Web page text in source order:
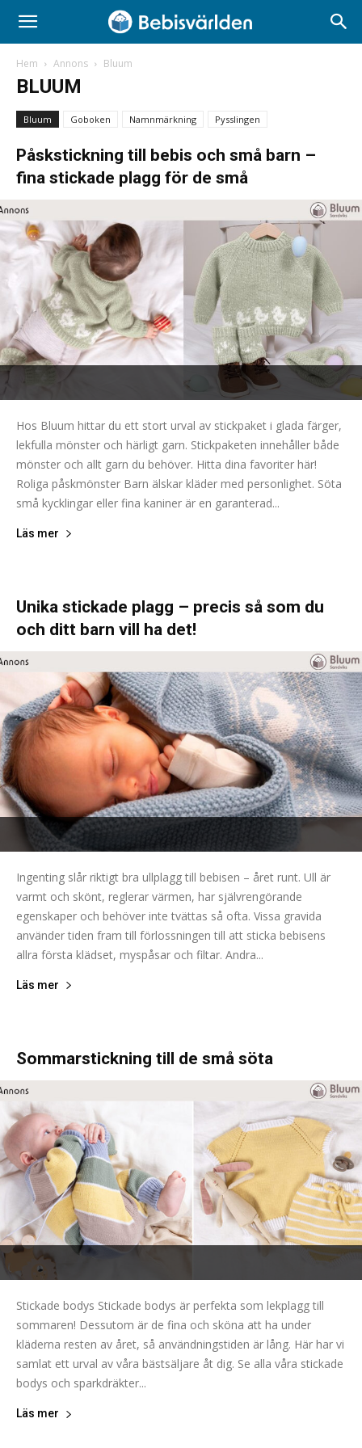
Hem Annons Bluum
BLUUM
Bluum Goboken Namnmärkning Pysslingen
Påskstickning till bebis och små barn –
fina stickade plagg för de små
Hos Bluum hittar du ett stort urval av stickpaket i glada färger,
lekfulla mönster och härligt garn. Stickpaketen innehåller både
mönster och allt garn du behöver. Hitta dina favoriter här!
Roliga påskmönster Barn älskar kläder med personlighet. Söta
små kycklingar eller fina kaniner är en garanterad...
Läs mer
Unika stickade plagg – precis så som du
och ditt barn vill ha det!
Ingenting slår riktigt bra ullplagg till bebisen – året runt. Ull är
varmt och skönt, reglerar värmen, har självrengörande
egenskaper och behöver inte tvättas så ofta. Vissa gravida
använder tiden fram till förlossningen till att sticka bebisens
allra första klädset, myspåsar och filtar. Andra...
Läs mer
Sommarstickning till de små söta
Stickade bodys Stickade bodys är perfekta som lekplagg till
sommaren! Dessutom är de fina och sköna att ha under
kläderna resten av året, så användningstiden är lång. Här har vi
samlat ett urval av våra bästsäljare åt dig. Se alla våra stickade
bodys och sparkdräkter...
Läs mer